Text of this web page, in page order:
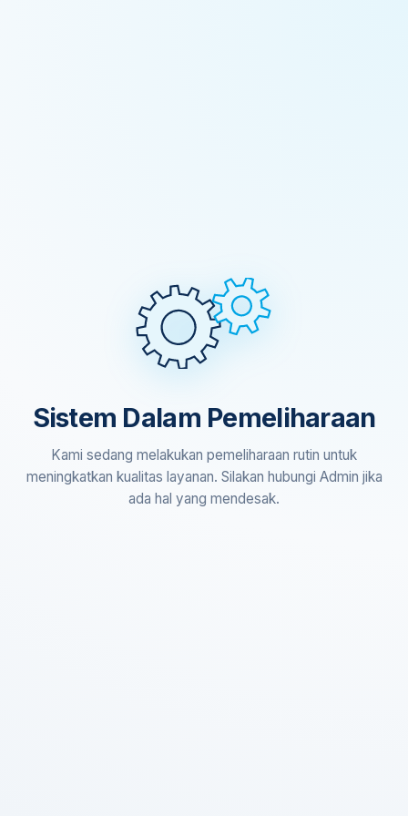
Sistem Dalam Pemeliharaan
Kami sedang melakukan pemeliharaan rutin untuk
meningkatkan kualitas layanan. Silakan hubungi Admin jika
ada hal yang mendesak.